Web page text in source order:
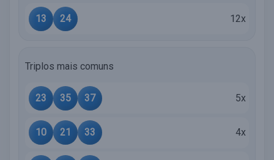
13 24 12x
Triplos mais comuns
23 35 37 5x
10 21 33 4x